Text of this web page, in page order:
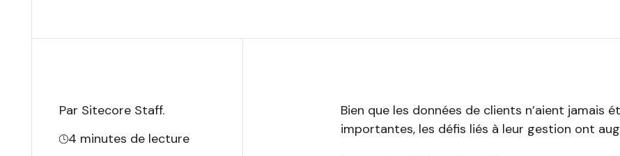
Par Sitecore Staff.
4 minutes de lecture
Bien que les données de clients n’aient jamais
importantes, les défis liés à leur gestion ont